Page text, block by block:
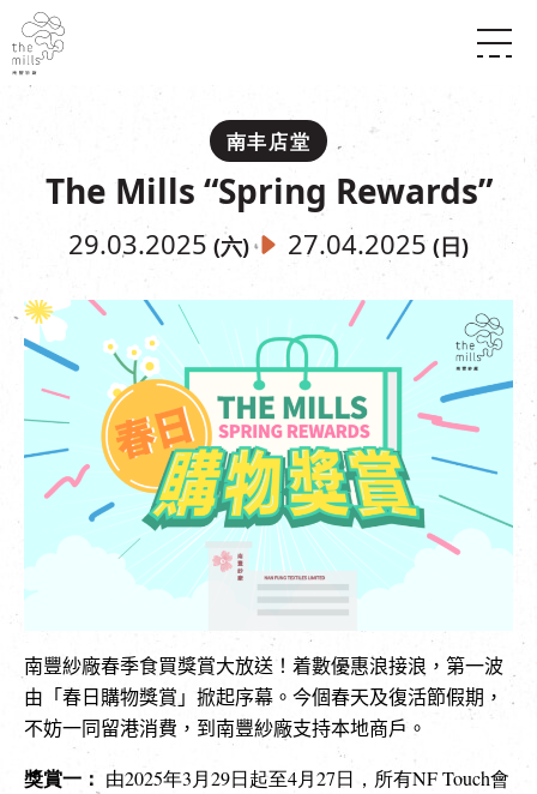
媒体中心
南丰店堂
商店
餐饮
活动
展覽
走进南丰纱厂
体验
活化与保育
走进南丰纱厂
CHAT六厂
南丰作坊
其他體驗
到访我们
开放时间及位置
穿梭巴士服务
停车场
NF TOUCH
EN| 繁
南丰店堂
The Mills “Spring Rewards”
29.03.2025 (六) 27.04.2025 (日)
南豐紗廠春季食買獎賞大放送！着數優惠浪接浪 ，第一波
由「春日購物獎賞」掀起序幕。 今個春天及復活節假期，
不妨一同留港消費，到南豐紗廠支持本地商戶。
獎賞一： 由2025年3月29日起至4月27日，所有NF Touch會